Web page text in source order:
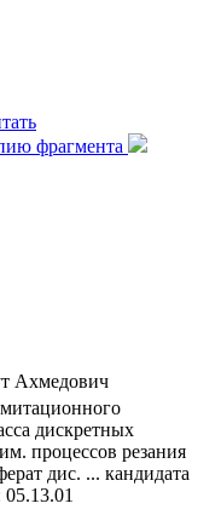
фрагмента
Ахмедович
дискретных
процессов резания
дис. ... кандидата